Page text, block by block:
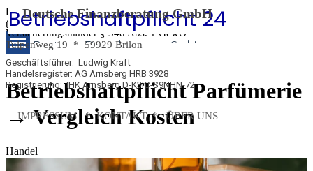
Direkt zum Seiteninhalt
Betriebshaftpflicht 24
Deutsche Finanzberatung GmbH
Menü
überspringen
Betriebshaftpflicht
24
Betriebshaftpflicht Parfümerie
→ Vergleich Kosten
Handel
Deutsche Finanzberatung GmbH
Versicherungsmakler § 34d Abs. 1 GewO
Tulpenweg 19 * 59929 Brilon
Geschäftsführer: Ludwig Kraft
Handelsregister: AG Arnsberg HRB 3928
Registrierung: IHK Arnsberg D-K3IC-S9NHN-72
IMPRESSUM* KONTAKT * ÜBER UNS